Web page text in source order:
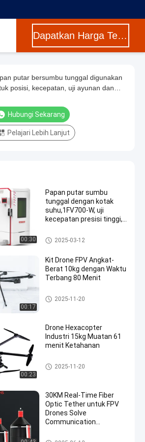
Dapatkan Harga Terbaik
putar bersumbu tunggal digunakan
posisi, kecepatan, uji ayunan dan
inersia mereka.Resolusi sudut
Hubungi Sekarang
Pelajari Lebih Lanjut
00:30
Papan putar sumbu
tunggal dengan kotak
suhu,1FV700-W, uji
kecepatan presisi tinggi,
pengujian perangkat
navigasi inersia dan
pada suhu tinggi dan
rendah.
Single Axis Turntable Dengan
Kamar
2025-03-12
00:17
Kit Drone FPV Angkat-
Berat 10kg dengan Waktu
Terbang 80 Menit
Perlengkapan Drone FPV
2025-11-20
00:23
Drone Hexacopter
Industri 15kg Muatan 61
menit Ketahanan
Perlengkapan Drone FPV
2025-11-20
30KM Real-Time Fiber
Optic Tether untuk FPV
Drones Solve
Communication
Militer/Industri
Perlengkapan Drone FPV